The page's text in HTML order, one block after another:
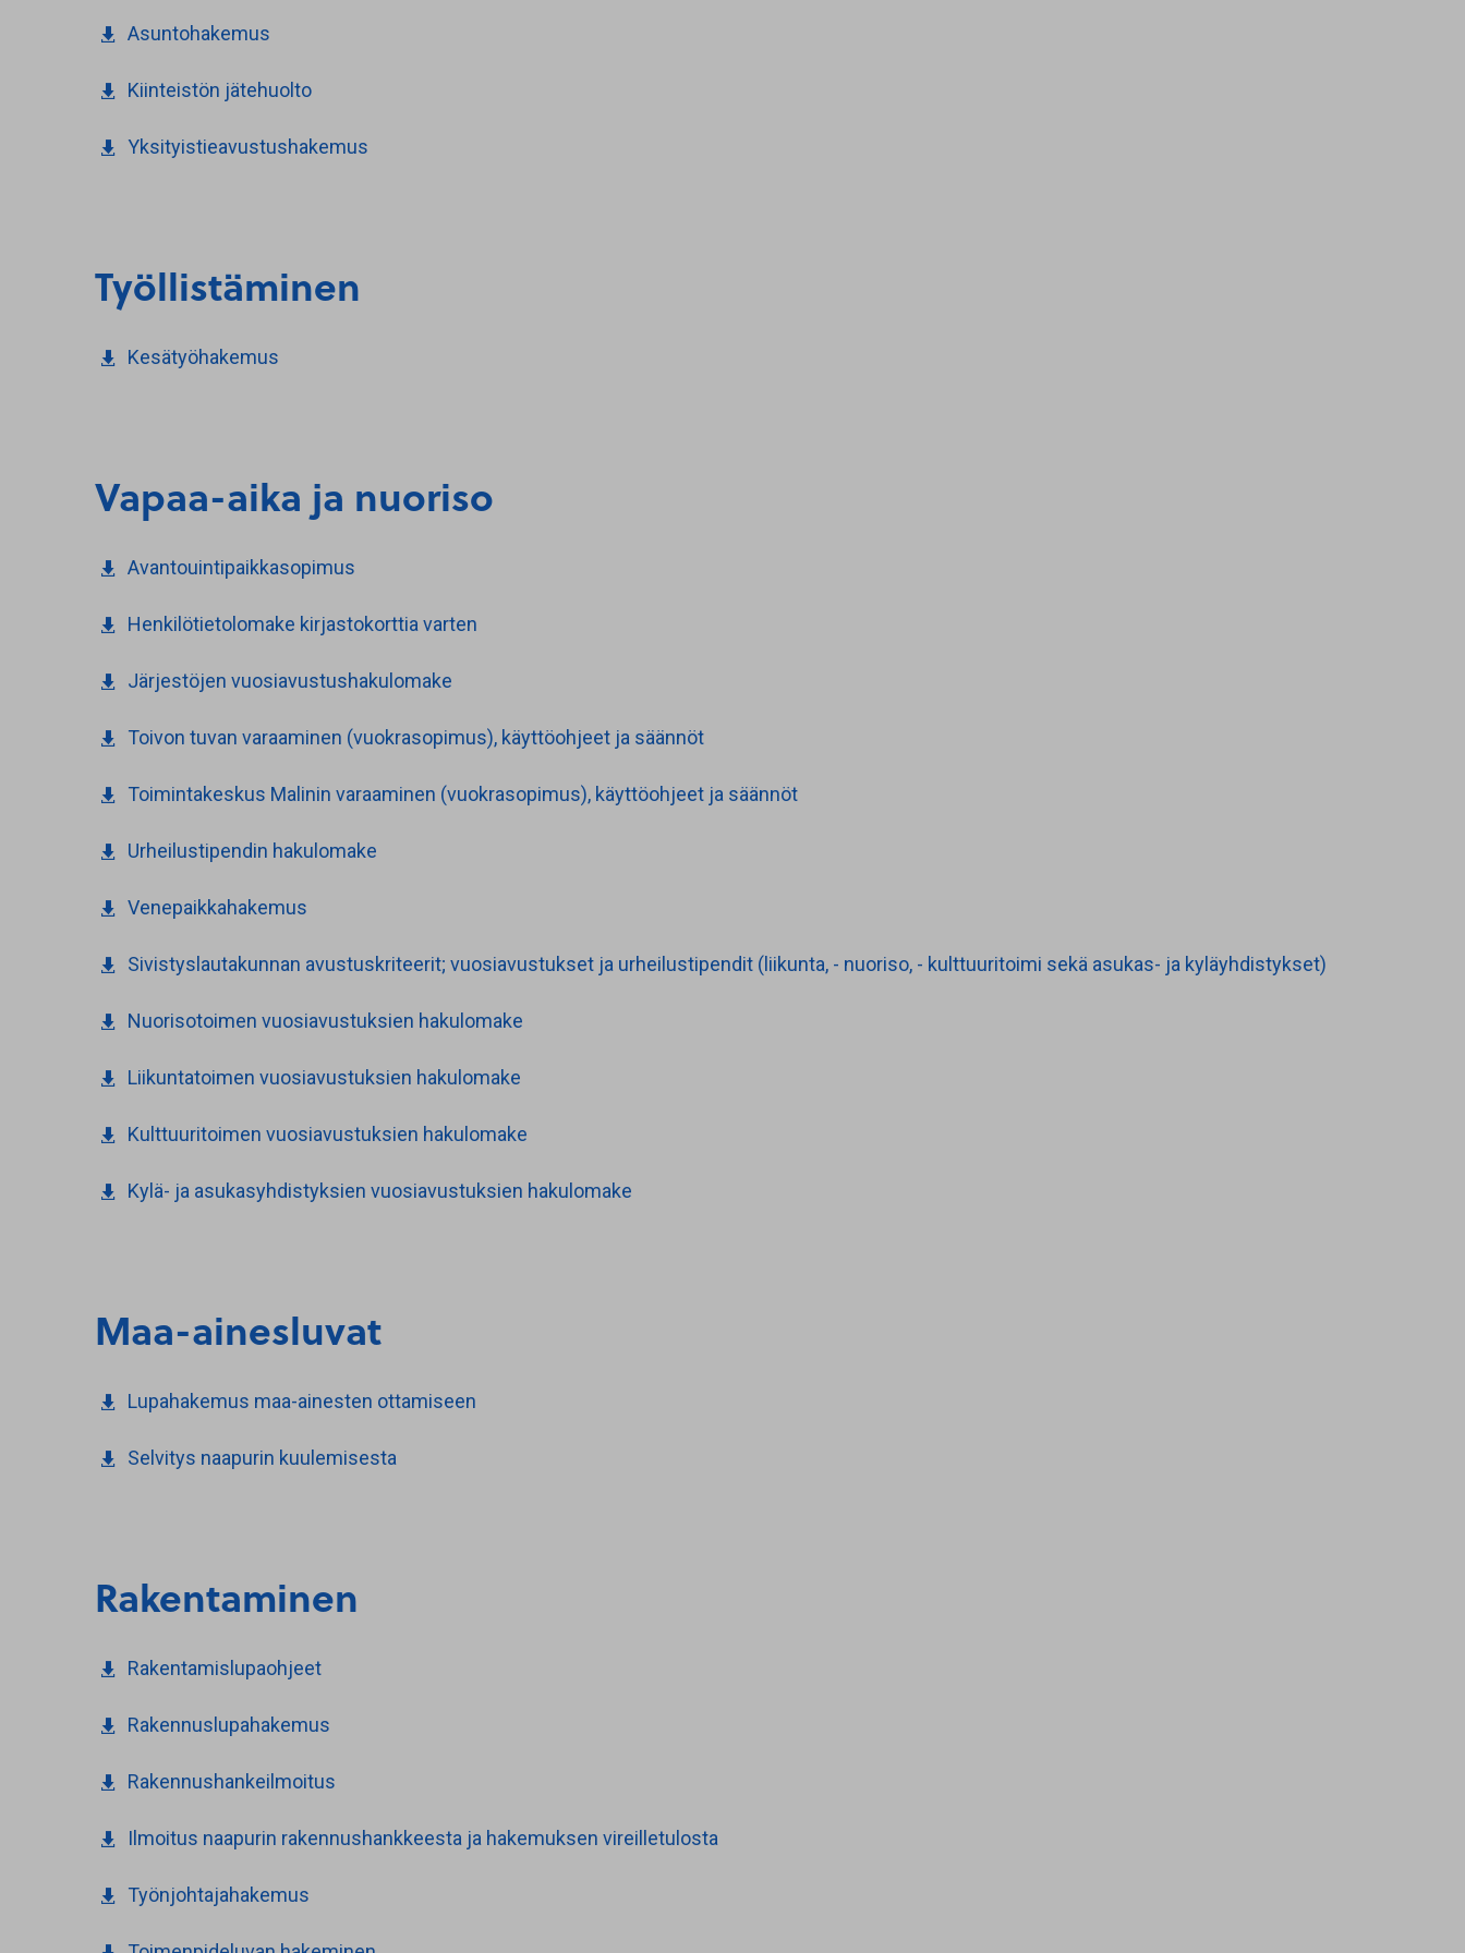
Asuntohakemus
Kiinteistön jätehuolto
Yksityistieavustushakemus
Työllistäminen
Kesätyöhakemus
Vapaa-aika ja nuoriso
Avantouintipaikkasopimus
Henkilötietolomake kirjastokorttia varten
Järjestöjen vuosiavustushakulomake
Toivon tuvan varaaminen (vuokrasopimus), käyttöohjeet ja säännöt
Toimintakeskus Malinin varaaminen (vuokrasopimus), käyttöohjeet ja säännöt
Urheilustipendin hakulomake
Venepaikkahakemus
Sivistyslautakunnan avustuskriteerit; vuosiavustukset ja urheilustipendit (liikunta, - nuoriso, - kulttuuritoimi sekä asukas- ja kyläyhdistykset)
Nuorisotoimen vuosiavustuksien hakulomake
Liikuntatoimen vuosiavustuksien hakulomake
Kulttuuritoimen vuosiavustuksien hakulomake
Kylä- ja asukasyhdistyksien vuosiavustuksien hakulomake
Maa-ainesluvat
Lupahakemus maa-ainesten ottamiseen
Selvitys naapurin kuulemisesta
Rakentaminen
Rakentamislupaohjeet
Rakennuslupahakemus
Rakennushankeilmoitus
Ilmoitus naapurin rakennushankkeesta ja hakemuksen vireilletulosta
Työnjohtajahakemus